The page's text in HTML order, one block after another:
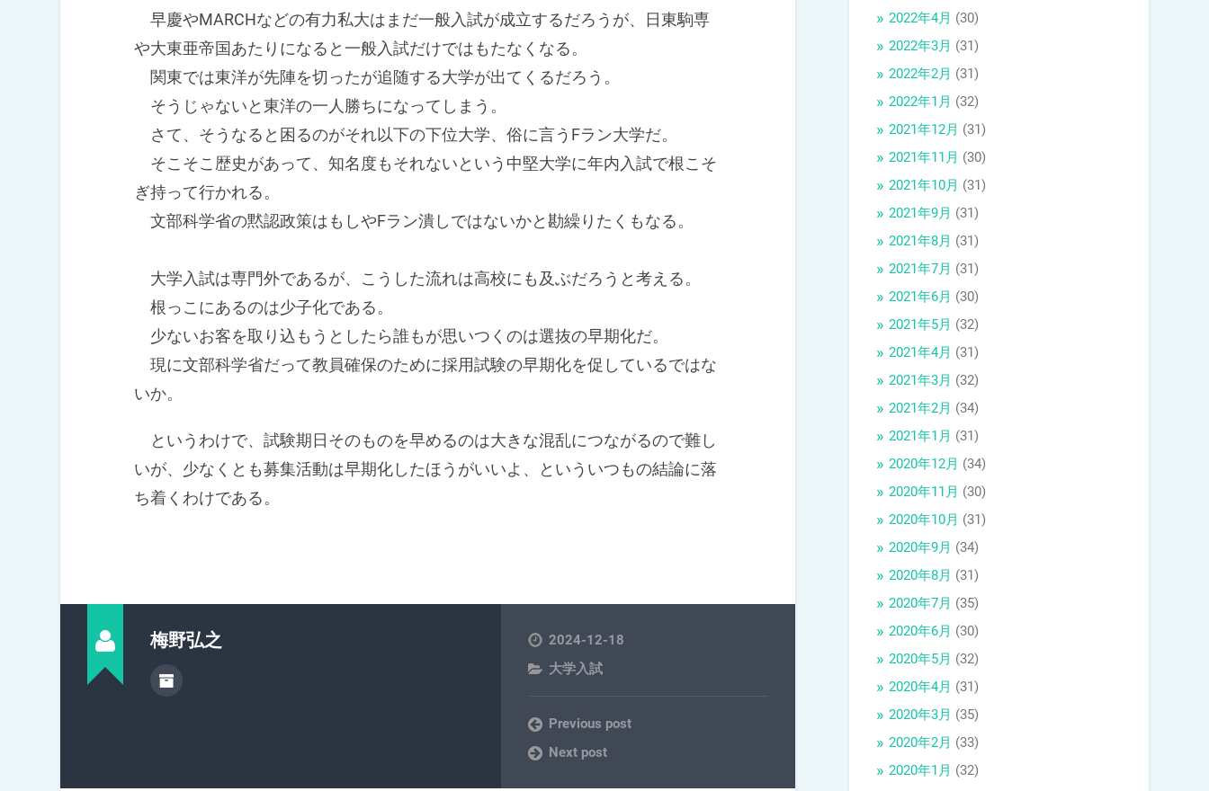
早慶やMARCHなどの有力私大はまだ一般入試が成立するだろうが、日東駒専
や大東亜帝国あたりになると一般入試だけではもたなくなる。
関東では東洋が先陣を切ったが追随する大学が出てくるだろう。
そうじゃないと東洋の一人勝ちになってしまう。
さて、そうなると困るのがそれ以下の下位大学、俗に言うFラン大学だ。
そこそこ歴史があって、知名度もそれないという中堅大学に年内入試で根こそ
ぎ持って行かれる。
文部科学省の黙認政策はもしやFラン潰しではないかと勘繰りたくもなる。
大学入試は専門外であるが、こうした流れは高校にも及ぶだろうと考える。
根っこにあるのは少子化である。
少ないお客を取り込もうとしたら誰もが思いつくのは選抜の早期化だ。
現に文部科学省だって教員確保のために採用試験の早期化を促しているではな
いか。
というわけで、試験期日そのものを早めるのは大きな混乱につながるので難し
いが、少なくとも募集活動は早期化したほうがいいよ、といういつもの結論に落
ち着くわけである。
梅野弘之
2024-12-18
大学入試
Previous post
Next post
2022年4月 (30)
2022年3月 (31)
2022年2月 (31)
2022年1月 (32)
2021年12月 (31)
2021年11月 (30)
2021年10月 (31)
2021年9月 (31)
2021年8月 (31)
2021年7月 (31)
2021年6月 (30)
2021年5月 (32)
2021年4月 (31)
2021年3月 (32)
2021年2月 (34)
2021年1月 (31)
2020年12月 (34)
2020年11月 (30)
2020年10月 (31)
2020年9月 (34)
2020年8月 (31)
2020年7月 (35)
2020年6月 (30)
2020年5月 (32)
2020年4月 (31)
2020年3月 (35)
2020年2月 (33)
2020年1月 (32)